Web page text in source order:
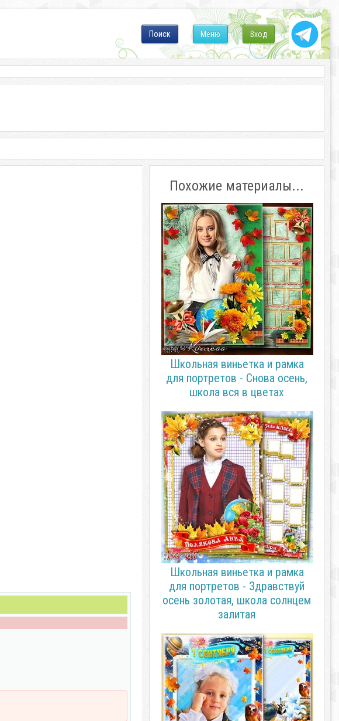
Вход
Меню
Поиск
Похожие материалы...
Школьная виньетка и рамка
для портретов - Снова осень,
школа вся в цветах
Школьная виньетка и рамка
для портретов - Здравствуй
осень золотая, школа солнцем
залитая